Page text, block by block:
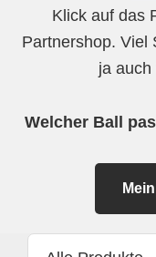
Klick auf das
Partnershop. Viel
ja
Welcher Ball